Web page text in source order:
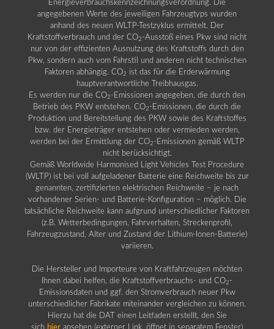
Energieverbrauchskennzeichnungsverordnung. Die
angegebenen Werte des jeweiligen Fahrzeugtyps wurden
anhand des neuen WLTP-Testzyklus ermittelt. Der
Kraftstoffverbrauch und der CO2 -Ausstoß eines Pkw sind nicht
nur von der effizienten Ausnutzung des Kraftstoffs durch den
Pkw, sondern auch vom Fahrstil und anderen nicht technischen
Faktoren abhängig. CO2 ist das für die Erderwärmung
hauptverantwortliche Treibhausgas.
Es werden nur die CO2 -Emissionen angegeben, die durch den
Betrieb des PKW entstehen. CO2 -Emissionen, die durch die
Produktion und Bereitstellung des PKW sowie des Kraftstoffes
bzw. der Energieträger entstehen oder vermieden werden,
werden bei der Ermittlung der CO2 -Emissionen gemäß WLTP
nicht berücksichtigt.
Gemäß Worldwide Harmonised Light Vehicles Test Procedure
(WLTP) ist bei voll aufgeladener Batterie eine Reichweite bis zur
genannten, zertifizierten elektrischen Reichweite – je nach
vorhandener Serien- und Batterie-Konfiguration – möglich. Die
tatsächliche Reichweite kann aufgrund unterschiedlicher Faktoren
(z.B. Wetterbedingungen, Fahrverhalten, Streckenprofil,
Fahrzeugzustand, Alter und Zustand der Lithium-Ionen-Batterie)
variieren.
Die Hersteller und Importeure von Kraftfahrzeugen möchten
Ihnen dabei helfen, die Kraftstoffverbrauchs- und CO2 -
Emissionsdaten und ggf. den Stromverbrauch neuer Pkw
unterschiedlicher Fabrikate miteinander vergleichen zu können.
Hierzu hat die DAT einen Leitfaden erstellt, den Sie